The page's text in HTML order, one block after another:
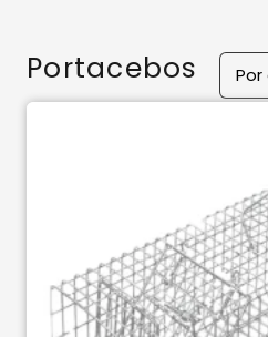
Portacebos